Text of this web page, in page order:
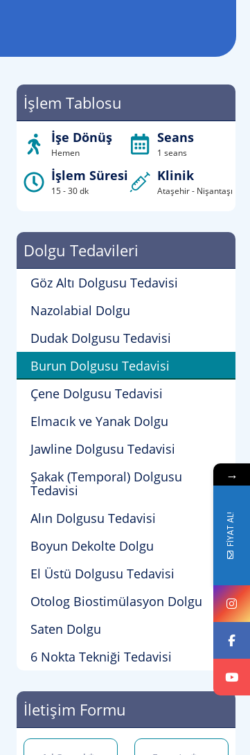
İşlem Tablosu
İşe Dönüş
Hemen
İşlem Süresi
15 - 30 dk
Seans
1 seans
Klinik
Ataşehir - Nişantaşı
Dolgu Tedavileri
Göz Altı Dolgusu Tedavisi
Nazolabial Dolgu
Dudak Dolgusu Tedavisi
Burun Dolgusu Tedavisi
Çene Dolgusu Tedavisi
Elmacık ve Yanak Dolgu
Jawline Dolgusu Tedavisi
Şakak (Temporal) Dolgusu
Tedavisi
Alın Dolgusu Tedavisi
Boyun Dekolte Dolgu
El Üstü Dolgusu Tedavisi
Otolog Biostimülasyon Dolgu
Saten Dolgu
6 Nokta Tekniği Tedavisi
İletişim Formu
→
FİYAT AL!